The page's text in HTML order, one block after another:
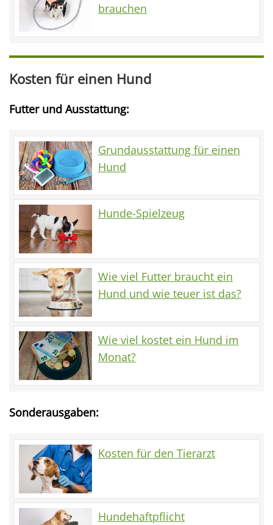
brauchen
Kosten für einen Hund
Futter und Ausstattung:
Grundausstattung für einen
Hund
Hunde-Spielzeug
Wie viel Futter braucht ein
Hund und wie teuer ist das?
Wie viel kostet ein Hund im
Monat?
Sonderausgaben:
Kosten für den Tierarzt
Hundehaftpflicht